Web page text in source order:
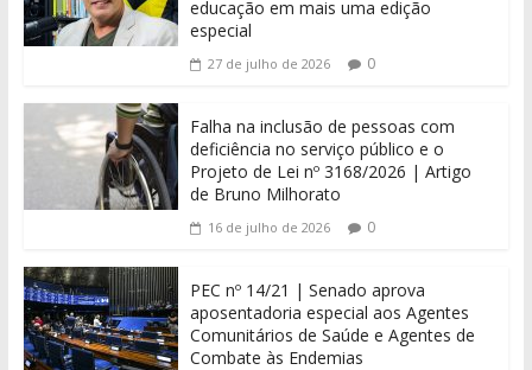
educação em mais uma edição
especial
27 de julho de 2026 0
Falha na inclusão de pessoas com
deficiência no serviço público e o
Projeto de Lei nº 3168/2026 | Artigo
de Bruno Milhorato
16 de julho de 2026 0
PEC nº 14/21 | Senado aprova
aposentadoria especial aos Agentes
Comunitários de Saúde e Agentes de
Combate às Endemias